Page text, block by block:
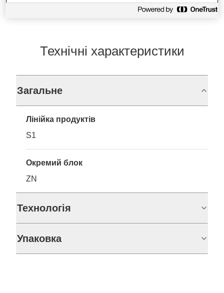
Технічні характеристики
Загальне
Лінійка продуктів
S1
Окремий блок
ZN
Технологія
Упаковка